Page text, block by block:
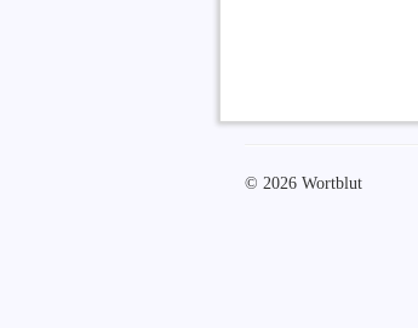
© 2026 Wortblut